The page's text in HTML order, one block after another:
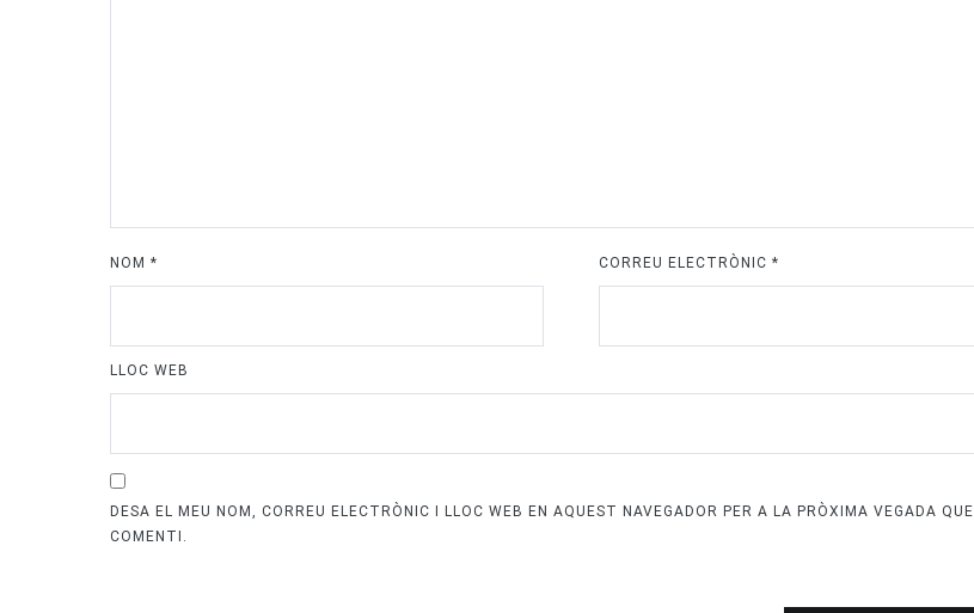
NOM * CORREU ELECTRÒNIC*
LLOC WEB
DESA EL MEU NOM, CORREU ELECTRÒNIC I LLOC WEB EN AQUEST NAVEGADOR PER A LA PRÒXIMA VEGADA QUE
COMENTI.